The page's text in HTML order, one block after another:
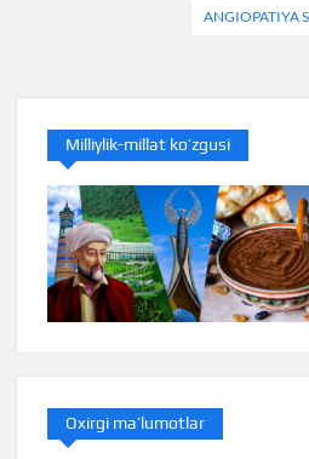
ANGIOPATIYA
Milliylik-millat ko’zgusi
Oxirgi ma’lumotlar